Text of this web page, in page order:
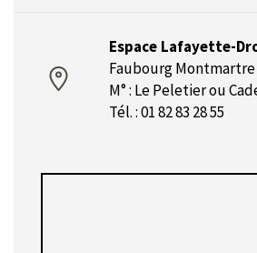
Espace Lafayette-
Faubourg Montmartre
M° : Le Peletier ou
Tél. : 01 82 83 28 55